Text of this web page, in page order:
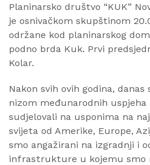
Planinarsko društvo “KUK”
je osnivačkom skupštinom
održane kod planinarskog
podno brda Kuk. Prvi
Kolar.
Nakon svih ovih godina,
nizom međunarodnih uspjeha
sudjelovali na usponima na
svijeta od Amerike, Europe,
smo angažirani na izgradnji i
infrastrukture u kojemu smo